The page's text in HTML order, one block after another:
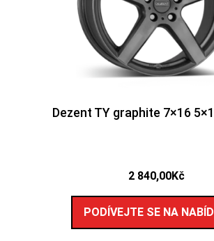
Dezent TY graphite 7×16
2 840,00Kč
PODÍVEJTE SE NA